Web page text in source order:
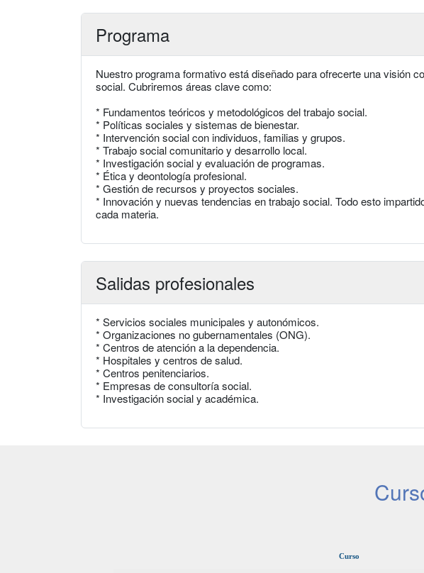
Programa
Nuestro programa formativo está diseñado para ofrecerte una visión
social. Cubriremos áreas clave como:
* Fundamentos teóricos y metodológicos del trabajo social.
* Políticas sociales y sistemas de bienestar.
* Intervención social con individuos, familias y grupos.
* Trabajo social comunitario y desarrollo local.
* Investigación social y evaluación de programas.
* Ética y deontología profesional.
* Gestión de recursos y proyectos sociales.
* Innovación y nuevas tendencias en trabajo social. Todo esto
cada materia.
Salidas profesionales
* Servicios sociales municipales y autonómicos.
* Organizaciones no gubernamentales (ONG).
* Centros de atención a la dependencia.
* Hospitales y centros de salud.
* Centros penitenciarios.
* Empresas de consultoría social.
* Investigación social y académica.
Curso